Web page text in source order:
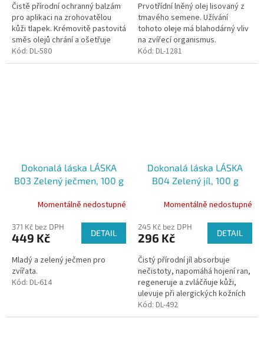
Čistě přírodní ochranný balzám
pro aplikaci na zrohovatělou
kůži tlapek. Krémovitě pastovitá
směs olejů chrání a ošetřuje
kůži tlapek před vlivy
nepříznivého venkovního...
Kód: DL-580
Prvotřídní lněný olej lisovaný z
tmavého semene. Užívání
tohoto oleje má blahodárný vliv
na zvířecí organismus.
Napomáhá správné činnosti
centrální nervové soustavy a
Kód: DL-1281
Dokonalá láska LÁSKA
B03 Zelený ječmen, 100 g
Momentálně nedostupné
371 Kč bez DPH
449 Kč DETAIL
Mladý a zelený ječmen pro
zvířata.
Kód: DL-614
Dokonalá láska LÁSKA
B04 Zelený jíl, 100 g
Momentálně nedostupné
245 Kč bez DPH
296 Kč DETAIL
Čistý přírodní jíl absorbuje
nečistoty, napomáhá hojení ran,
regeneruje a zvláčňuje kůži,
ulevuje při alergických kožních
reakcích a ekzémech.
Především ulevuje od svědění.
Kód: DL-492